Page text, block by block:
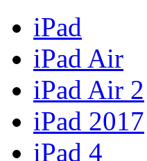
iPad
iPad Air
iPad Air 2
iPad 2017
iPad 4